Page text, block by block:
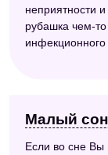
неприятности
рубашка чем-то
инфекционного
Малый
Если во сне Вы